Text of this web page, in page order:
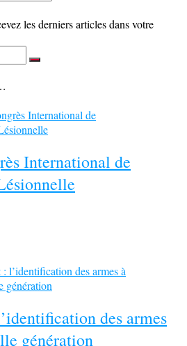
les derniers articles dans votre
International de
des armes
génération